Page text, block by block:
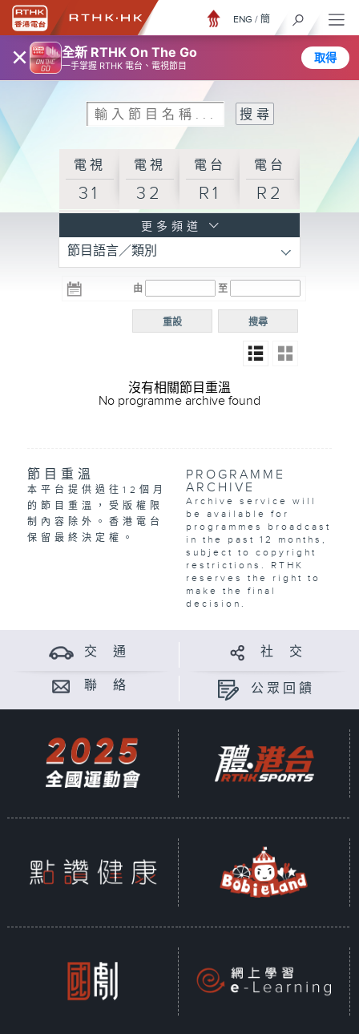
× 全新 RTHK On The Go
一手掌握 RTHK 電台、電視節目
取得
ENG / 簡
電視
31
電視
32
電台
R1
電台
R2
R3
電台 電台
R5
電台
普通
更多頻道
節目語言／類別
由 至
搜尋
重設
沒有相關節目重溫
No programme archive found
節目重溫
本平台提供過往12個月
的節目重溫，受版權限
制內容除外。香港電台
保留最終決定權。
PROGRAMME
ARCHIVE
Archive service will
be available for
programmes broadcast
in the past 12 months,
subject to copyright
restrictions. RTHK
reserves the right to
make the final
decision.
交 通 社 交
聯 絡 公眾回饋